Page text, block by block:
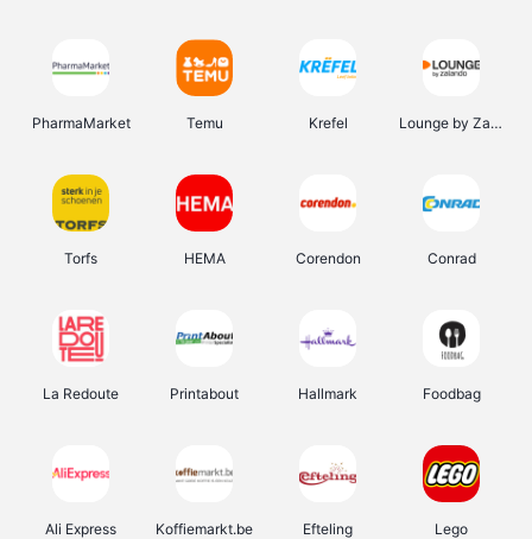
PharmaMarket Temu Krefel Lounge by Zalando
Torfs HEMA Corendon Conrad
La Redoute Printabout Hallmark Foodbag
Ali Express Koffiemarkt.be Efteling Lego